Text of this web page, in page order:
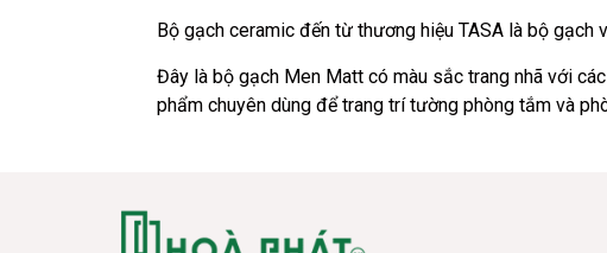
Bộ gạch ceramic đến từ thương hiệu TASA là bộ
Đây là bộ gạch Men Matt có màu sắc trang nhã với
phẩm chuyên dùng để trang trí tường phòng tắm và